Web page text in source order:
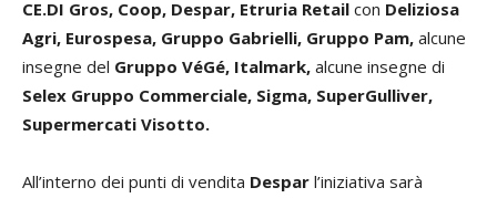
CE.DI Gros, Coop, Despar, Etruria Retail con Deliziosa
Agri, Eurospesa, Gruppo Gabrielli, Gruppo Pam, alcune
insegne del Gruppo VéGé, Italmark, alcune insegne di
Selex Gruppo Commerciale, Sigma, SuperGulliver,
Supermercati Visotto.
All’interno dei punti di vendita Despar l’iniziativa sarà